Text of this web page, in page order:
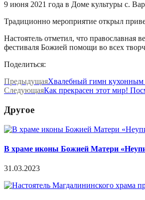
9 июня 2021 года в Доме культуры с.
Традиционно мероприятие открыл
Настоятель отметил, что
фестиваля Божией помощи во всех
Поделиться:
ПредыдущаяХвалебный гимн кухонным
СледующаяКак прекрасен этот мир!
Другое
В храме иконы Божией Матери
31.03.2023